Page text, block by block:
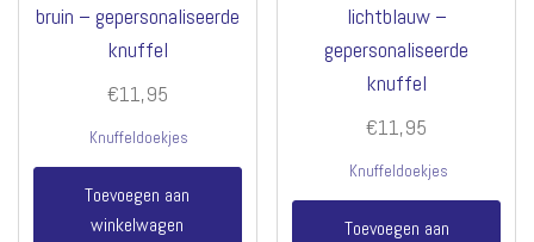
bruin – gepersonaliseerde
knuffel
€11,95
Knuffeldoekjes
Toevoegen aan
winkelwagen
lichtblauw –
gepersonaliseerde
knuffel
€11,95
Knuffeldoekjes
Toevoegen aan